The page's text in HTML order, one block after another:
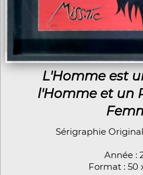
L'Homme est
l'Homme et un
Sérigraphie
Année :
Format : 50